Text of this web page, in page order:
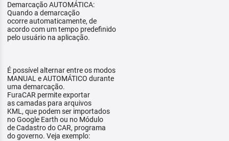
Demarcação AUTOMÁTICA:
Quando a demarcação
ocorre automaticamente, de
acordo com um tempo predefinido
pelo usuário na aplicação.
É possível alternar entre os modos
MANUAL e AUTOMÁTICO durante
uma demarcação.
FuraCAR permite exportar
as camadas para arquivos
KML, que podem ser importados
no Google Earth ou no Módulo
de Cadastro do CAR, programa
do governo. Veja exemplo: